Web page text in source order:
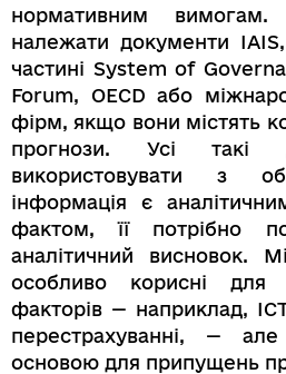
нормативним
належати документи IAIS,
частині System of
Forum, OECD або
фірм, якщо вони містять
прогнози. Усі такі
використовувати з
інформація є
фактом, її потрібно
аналітичний висновок.
особливо корисні для
факторів — наприклад,
перестрахуванні, —
основою для припущень